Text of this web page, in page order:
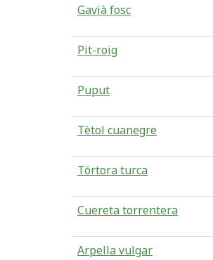
Gavià fosc
Pit-roig
Puput
Tètol cuanegre
Tórtora turca
Cuereta torrentera
Arpella vulgar